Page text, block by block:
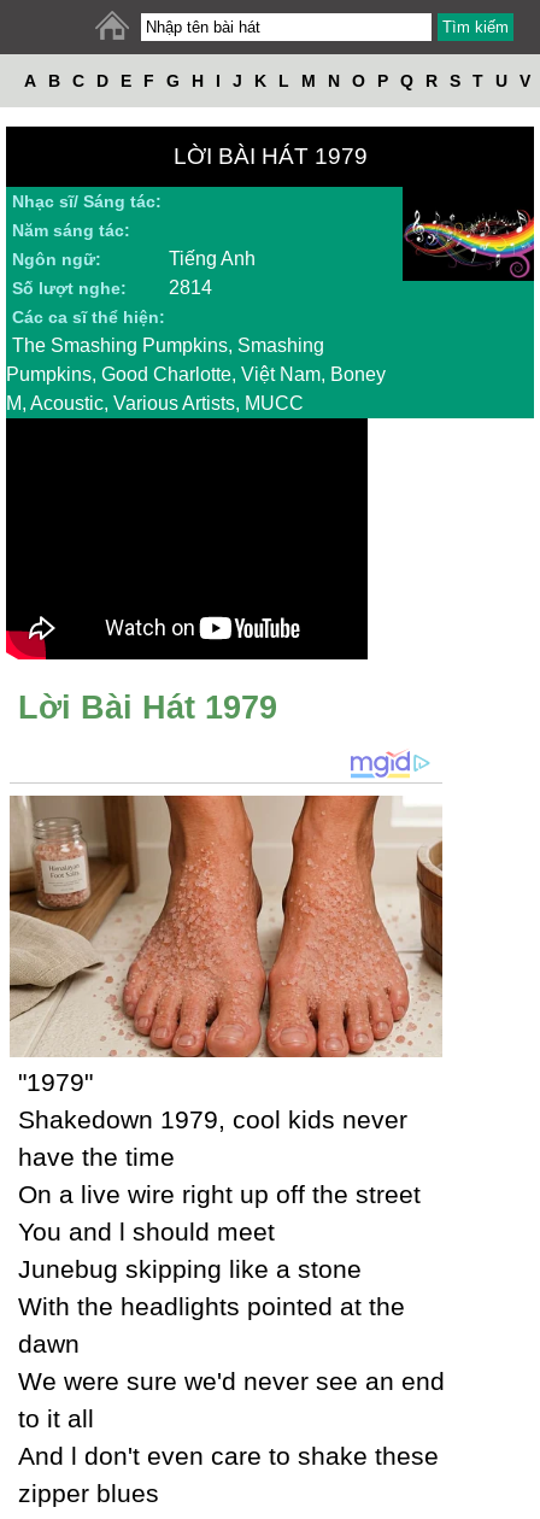
A B C D E F G H I J K L M N O P Q R S T U V
LỜI BÀI HÁT 1979
Nhạc sĩ/ Sáng tác:
Năm sáng tác:
Ngôn ngữ:
Tiếng Anh
Số lượt nghe: 2814
Các ca sĩ thể hiện:
The Smashing Pumpkins, Smashing
Pumpkins, Good Charlotte, Việt Nam, Boney
M, Acoustic, Various Artists, MUCC
Lời Bài Hát 1979
"1979"
Ѕhakedown 1979, cool kids never
have the time
On a live wire right up off the street
You and Ɩ should meet
Junebug skipping like a stone
With the headlights pointed at the
dawn
We were sure we'd never see an end
to it all
And Ɩ don't even care to shake these
zipper blues